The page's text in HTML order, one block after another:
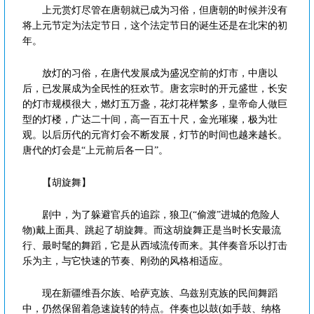
上元赏灯尽管在唐朝就已成为习俗，但唐朝的时候并没有
将上元节定为法定节日，这个法定节日的诞生还是在北宋的初
年。
放灯的习俗，在唐代发展成为盛况空前的灯市，中唐以
后，已发展成为全民性的狂欢节。唐玄宗时的开元盛世，长安
的灯市规模很大，燃灯五万盏，花灯花样繁多，皇帝命人做巨
型的灯楼，广达二十间，高一百五十尺，金光璀璨，极为壮
观。以后历代的元宵灯会不断发展，灯节的时间也越来越长。
唐代的灯会是“上元前后各一日”。
【胡旋舞】
剧中，为了躲避官兵的追踪，狼卫(“偷渡”进城的危险人
物)戴上面具、跳起了胡旋舞。而这胡旋舞正是当时长安最流
行、最时髦的舞蹈，它是从西域流传而来。其伴奏音乐以打击
乐为主，与它快速的节奏、刚劲的风格相适应。
现在新疆维吾尔族、哈萨克族、乌兹别克族的民间舞蹈
中，仍然保留着急速旋转的特点。伴奏也以鼓(如手鼓、纳格